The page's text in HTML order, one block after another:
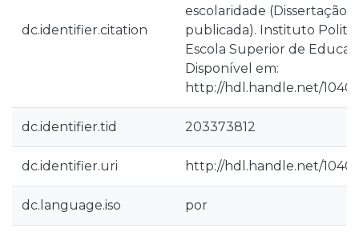
dc.identifier.citation
escolaridade (Dissertação
publicada). Instituto
Escola Superior de
Disponível em:
http://hdl.handle.net/
dc.identifier.tid 203373812
dc.identifier.uri http://hdl.handle.net/
dc.language.iso por